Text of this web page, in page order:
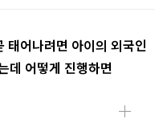
태어나려면 아이의 외국인
데 어떻게 진행하면